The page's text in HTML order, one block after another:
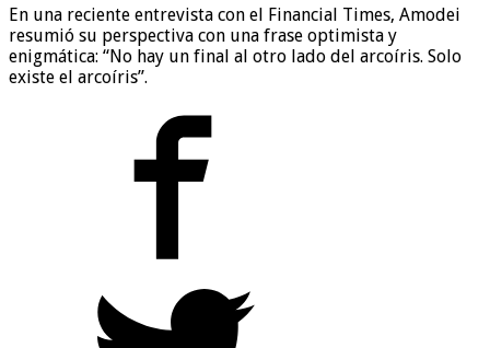
En una reciente entrevista con el Financial Times, Amodei
resumió su perspectiva con una frase optimista y
enigmática: “No hay un final al otro lado del arcoíris. Solo
existe el arcoíris”.